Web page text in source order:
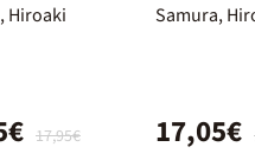
Hiroaki
17,95€
Samura,
17,05€